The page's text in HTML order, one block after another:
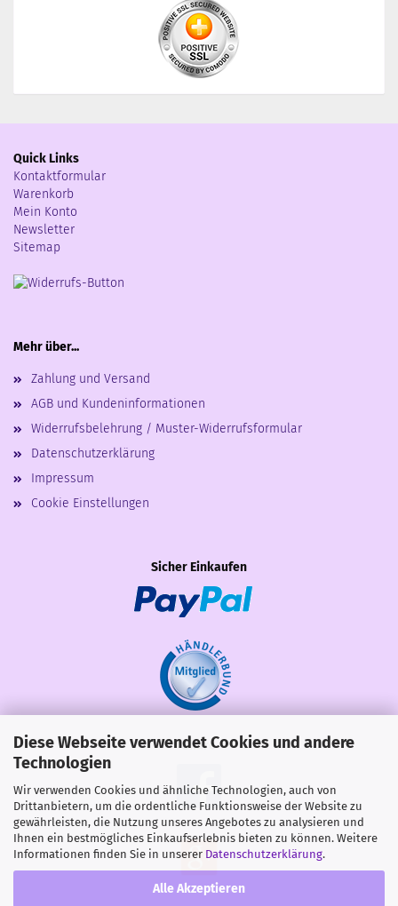
Diese Webseite verwendet Cookies und andere
Technologien
Wir verwenden Cookies und ähnliche Technologien, auch von
Drittanbietern, um die ordentliche Funktionsweise der Website zu
gewährleisten, die Nutzung unseres Angebotes zu analysieren und
Ihnen ein bestmögliches Einkaufserlebnis bieten zu können. Weitere
Informationen finden Sie in unserer Datenschutzerklärung.
Alle Akzeptieren
Quick Links
Kontaktformular
Warenkorb
Mein Konto
Newsletter
Sitemap
Mehr über...
Zahlung und Versand
AGB und Kundeninformationen
Widerrufsbelehrung / Muster-Widerrufsformular
Datenschutzerklärung
Impressum
Cookie Einstellungen
Sicher Einkaufen
Share